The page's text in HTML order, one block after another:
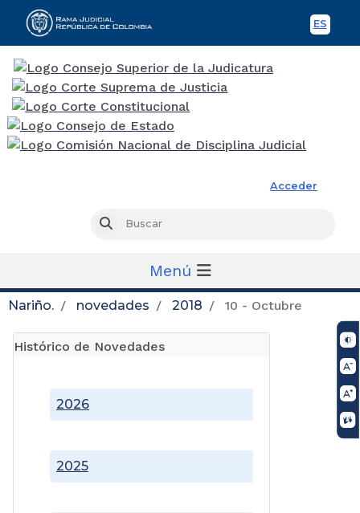
ES
Acceder
Buscar
Menú
Nariño. novedades 2018 10 - Octubre
Histórico de Novedades
2025
2026